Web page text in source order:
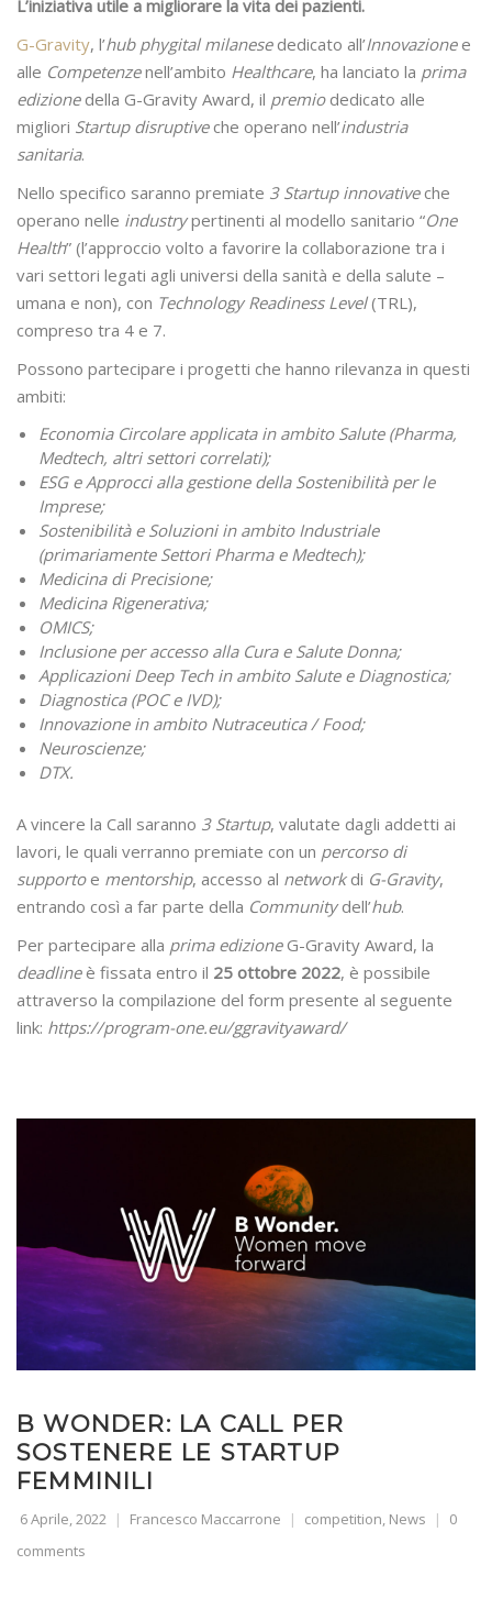
L’iniziativa utile a migliorare la vita dei pazienti.
G-Gravity, l’hub phygital milanesededicato all’Innovazionee
alle Competenzenell’ambito Healthcare, ha lanciato la prima
edizionedella G-Gravity Award, il premiodedicato alle
migliori Startup disruptiveche operano nell’industria
sanitaria.
Nello specifico saranno premiate 3 Startup innovativeche
operano nelle industrypertinenti al modello sanitario “One
Health” (l’approccio volto a favorire la collaborazione tra i
vari settori legati agli universi della sanità e della salute –
umana e non), con Technology Readiness Level(TRL),
compreso tra 4 e 7.
Possono partecipare i progetti che hanno rilevanza in questi
ambiti:
Economia Circolare applicata in ambito Salute (Pharma,
Medtech, altri settori correlati);
ESG e Approcci alla gestione della Sostenibilità per le
Imprese;
Sostenibilità e Soluzioni in ambito Industriale
(primariamente Settori Pharma e Medtech);
Medicina di Precisione;
Medicina Rigenerativa;
OMICS;
Inclusione per accesso alla Cura e Salute Donna;
Applicazioni Deep Tech in ambito Salute e Diagnostica;
Diagnostica (POC e IVD);
Innovazione in ambito Nutraceutica / Food;
Neuroscienze;
DTX.
A vincere la Call saranno 3 Startup, valutate dagli addetti ai
lavori, le quali verranno premiate con un percorso di
supportoe mentorship, accesso al networkdi G-Gravity,
entrando così a far parte della Communitydell’hub.
Per partecipare alla prima edizioneG-Gravity Award, la
deadlineè fissata entro il 25 ottobre 2022, è possibile
attraverso la compilazione del form presente al seguente
link: https://program-one.eu/ggravityaward/
B WONDER: LA CALL PER
SOSTENERE LE STARTUP
FEMMINILI
6 Aprile, 2022 Francesco Maccarrone competition, News
0
comments